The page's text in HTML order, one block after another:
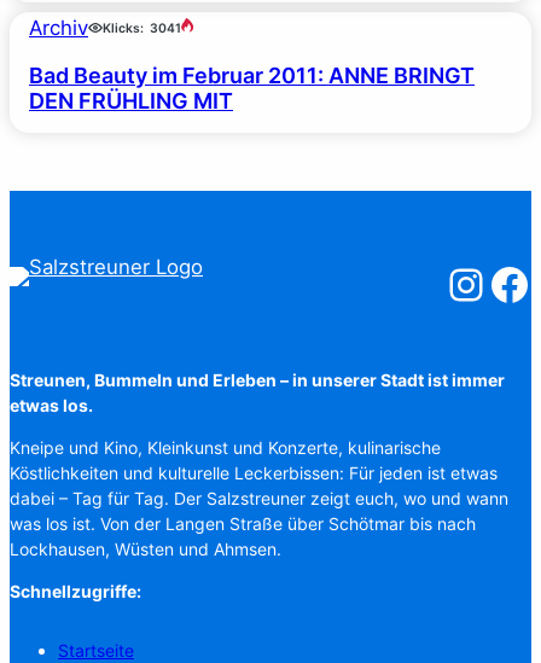
Archiv Klicks: 3041
Bad Beauty im Februar 2011: ANNE BRINGT
DEN FRÜHLING MIT
Streunen, Bummeln und Erleben – in unserer Stadt ist immer
etwas los.
Kneipe und Kino, Kleinkunst und Konzerte, kulinarische
Köstlichkeiten und kulturelle Leckerbissen: Für jeden ist etwas
dabei – Tag für Tag. Der Salzstreuner zeigt euch, wo und wann
was los ist. Von der Langen Straße über Schötmar bis nach
Lockhausen, Wüsten und Ahmsen.
Schnellzugriffe:
Startseite